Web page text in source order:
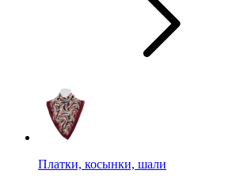
Платки, косынки, шали